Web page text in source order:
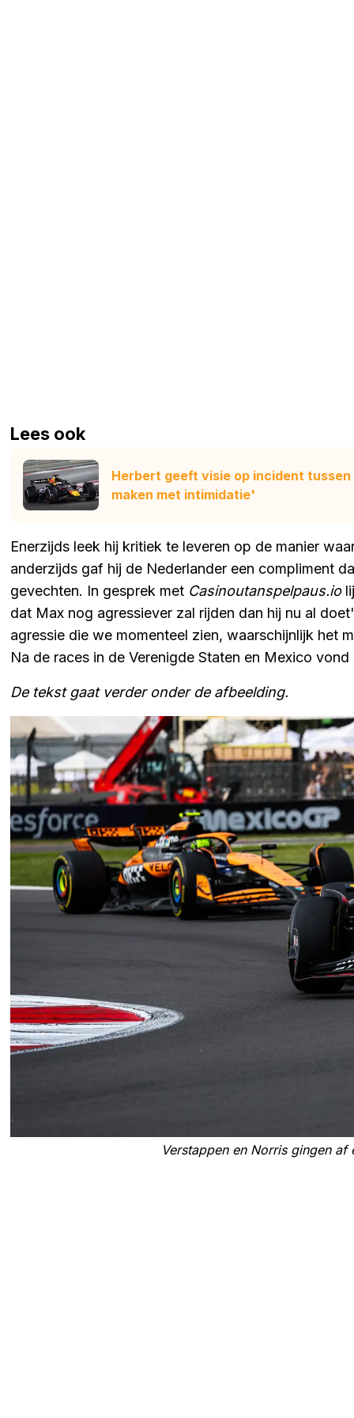
Lees ook
Herbert geeft visie op incident
maken met intimidatie'
Enerzijds leek hij kritiek te leveren op de manier
anderzijds gaf hij de Nederlander een compliment
gevechten. In gesprek met Casinoutanspelpaus.io
dat Max nog agressiever zal rijden dan hij nu al
agressie die we momenteel zien, waarschijnlijk het
Na de races in de Verenigde Staten en Mexico
De tekst gaat verder onder de afbeelding.
Verstappen en Norris gingen